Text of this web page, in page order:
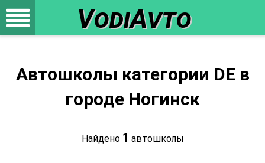
VodiAvto
Автошколы категории DE в
городе Ногинск
Найдено 1 автошколы